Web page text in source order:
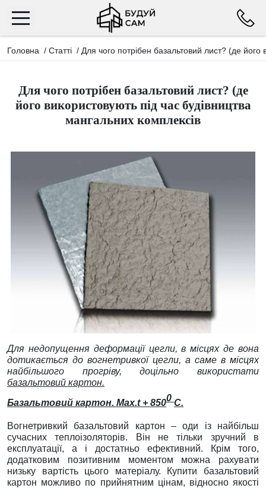
Головна / Статті / Для чого потрібен базальтовий лист? (де його
Для чого потрібен базальтовий лист? (де
його використовують під час будівництва
мангальних комплексів
Для недопущення деформації цегли, в місцях де вона
дотикається до вогнетривкої цегли, а саме в місцях
найбільшого прогріву, доцільно використати
базальтовий картон.
Базальтовий картон. Мах.t + 8500 C.
Вогнетривкий базальтовий картон – оди із найбільш
сучасних теплоізоляторів. Він не тільки зручний в
експлуатації, а і достатньо ефективний. Крім того,
додатковим позитивним моментом можна рахувати
низьку вартість цього матеріалу. Купити базальтовий
картон можливо по прийнятним цінам, відносно якості